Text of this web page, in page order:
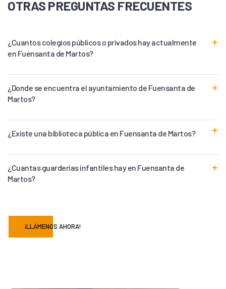
OTRAS PREGUNTAS FRECUENTES
¿Cuantos colegios públicos o privados hay actualmente
en Fuensanta de Martos?
¿Donde se encuentra el ayuntamiento de Fuensanta de
Martos?
¿Existe una biblioteca pública en Fuensanta de Martos?
¿Cuantas guarderías infantiles hay en Fuensanta de
Martos?
¡LLÁMENOS AHORA!